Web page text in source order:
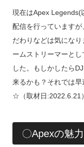
現在はApex Legends(
配信を行っています
だわりなどは気にな
ームストリーマーと
した。もしかしたら
来るかも？それでは
☆（取材日:2022.6.21）
〇Apexの魅